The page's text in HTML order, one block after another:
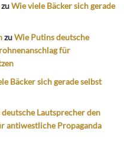
zuWie viele Bäcker sich gerade
zuWie Putins deutsche
für
Bäcker sich gerade selbst
Lautsprecher den
antiwestliche Propaganda